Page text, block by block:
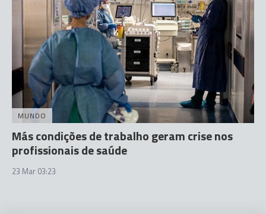
MUNDO
Más condições de trabalho geram crise nos
profissionais de saúde
23 Mar 03:23